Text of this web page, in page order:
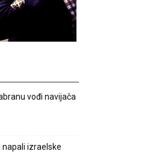
vođi navijača
napali izraelske